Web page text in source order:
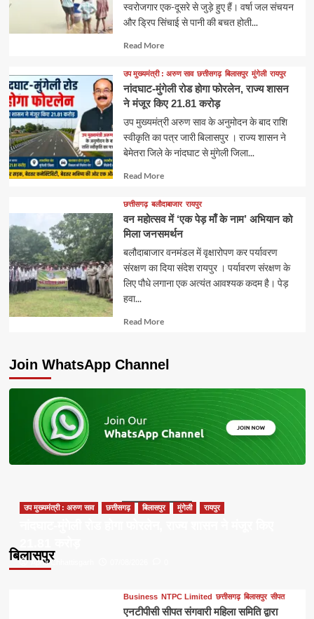
स्वरोजगार एक-दूसरे से जुड़े हुए हैं। वर्षा जल संचयन
और ड्रिप सिंचाई से पानी की बचत होती...
Read MoreRead
about
उप मुख्यमंत्री : अरुण साव छत्तीसगढ़ बिलासपुर मुंगेली रायपुर
नांदघाट-मुंगेली रोड होगा फोरलेन, राज्य शासन
ने मंजूर किए 21.81 करोड़
उप मुख्यमंत्री अरुण साव के अनुमोदन के बाद राशि
स्वीकृति का पत्र जारी बिलासपुर । राज्य शासन ने
बेमेतरा जिले के नांदघाट से मुंगेली जिला...
Read MoreRead
about
छत्तीसगढ़ बलौदाबाजार रायपुर
वन महोत्सव में ‘एक पेड़ माँ के नाम’ अभियान को
मिला जनसमर्थन
बलौदाबाजार वनमंडल में वृक्षारोपण कर पर्यावरण
संरक्षण का दिया संदेश रायपुर । पर्यावरण संरक्षण के
लिए पौधे लगाना एक अत्यंत आवश्यक कदम है। पेड़
हवा...
Read MoreRead
Join WhatsApp Channel
बिलासपुर
उप मुख्यमंत्री : अरुण साव छत्तीसगढ़ बिलासपुर मुंगेली रायपुर
Apna Chhattisgarh
Business NTPC Limited छत्तीसगढ़ बिलासपुर सीपत
एनटीपीसी सीपत संगवारी महिला समिति द्वारा